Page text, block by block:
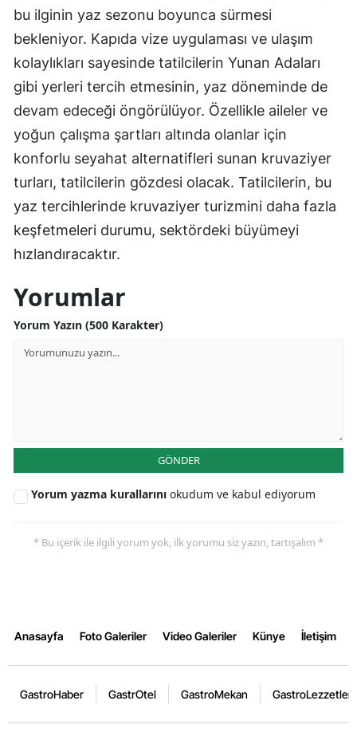
bu ilginin yaz sezonu boyunca sürmesi
bekleniyor. Kapıda vize uygulaması ve ulaşım
kolaylıkları sayesinde tatilcilerin Yunan Adaları
gibi yerleri tercih etmesinin, yaz döneminde de
devam edeceği öngörülüyor. Özellikle aileler ve
yoğun çalışma şartları altında olanlar için
konforlu seyahat alternatifleri sunan kruvaziyer
turları, tatilcilerin gözdesi olacak. Tatilcilerin, bu
yaz tercihlerinde kruvaziyer turizmini daha fazla
keşfetmeleri durumu, sektördeki büyümeyi
hızlandıracaktır.
Yorumlar
Yorum Yazın (500 Karakter)
GÖNDER
Yorum yazma kurallarını okudum ve kabul ediyorum
* Bu içerik ile ilgili yorum yok, ilk yorumu siz yazın, tartışalım *
Anasayfa Foto Galeriler Video Galeriler Künye İletişim
GastroHaber GastrOtel GastroMekan GastroLezzetler